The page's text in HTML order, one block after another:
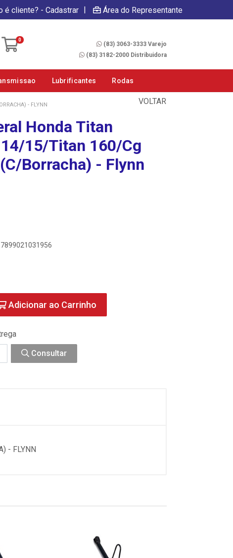
é cliente? - Cadastrar | Área do Representante
0
(83) 3063-3333 Varejo
(83) 3182-2000 Distribuidora
Lubrificantes Rodas
VOLTAR
- FLYNN
Honda Titan
15/Titan 160/Cg
Borracha) - Flynn
Adicionar ao Carrinho
Consultar
- FLYNN